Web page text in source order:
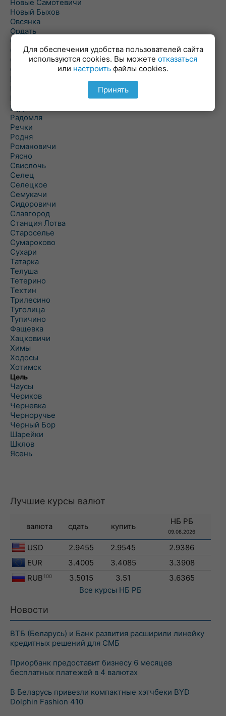
Новые Самотевичи
Новый Быхов
Овсянка
Ордать
Ореховка
Осиновка
Осиповичи
Осово
Павловичи
Паршино
Петуховка
Пудовня
Радомля
Речки
Родня
Романовичи
Рясно
Свислочь
Селец
Селецкое
Семукачи
Сидоровичи
Славгород
Станция Лотва
Староселье
Сумароково
Сухари
Татарка
Телуша
Тетерино
Техтин
Трилесино
Туголица
Тупичино
Фащевка
Хацковичи
Химы
Ходосы
Хотимск
Цель
Чаусы
Чериков
Черневка
Черноручье
Черный Бор
Шарейки
Шклов
Ясень
Лучшие курсы валют
валюта сдать купить
НБ РБ
09.08.2026
USD 2.9455 2.9545
2.9386
EUR
3.4005 3.4085
3.3908
RUB 100 3.5015 3.51
3.6365
Все курсы НБ РБ
Новости
ВТБ (Беларусь) и Банк развития расширили линейку
кредитных решений для СМБ
Приорбанк предоставит бизнесу 6 месяцев
бесплатных платежей в 4 валютах
В Беларусь привезли компактные хэтчбеки BYD
Dolphin Fashion 410
Для обеспечения удобства пользователей сайта
используются cookies. Вы можете отказаться
или настроить файлы cookies.
Принять